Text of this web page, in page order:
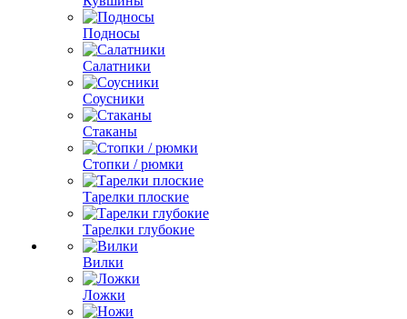
Подносы
Салатники
Соусники
Стаканы
Стопки / рюмки
Тарелки плоские
Тарелки глубокие
Вилки
Ложки